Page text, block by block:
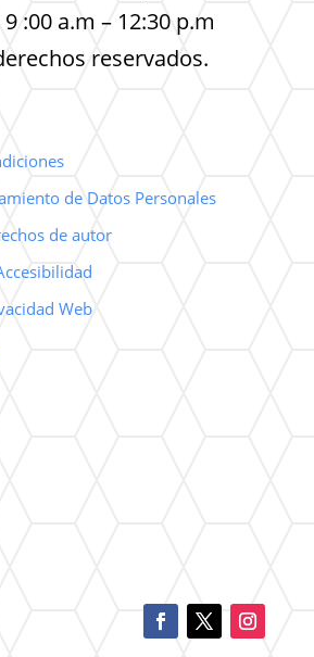
:00 a.m – 12:30 p.m
reservados.
de Datos Personales
de autor
Web